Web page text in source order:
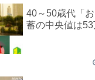
40～50歳代「
蓄の中央値は53